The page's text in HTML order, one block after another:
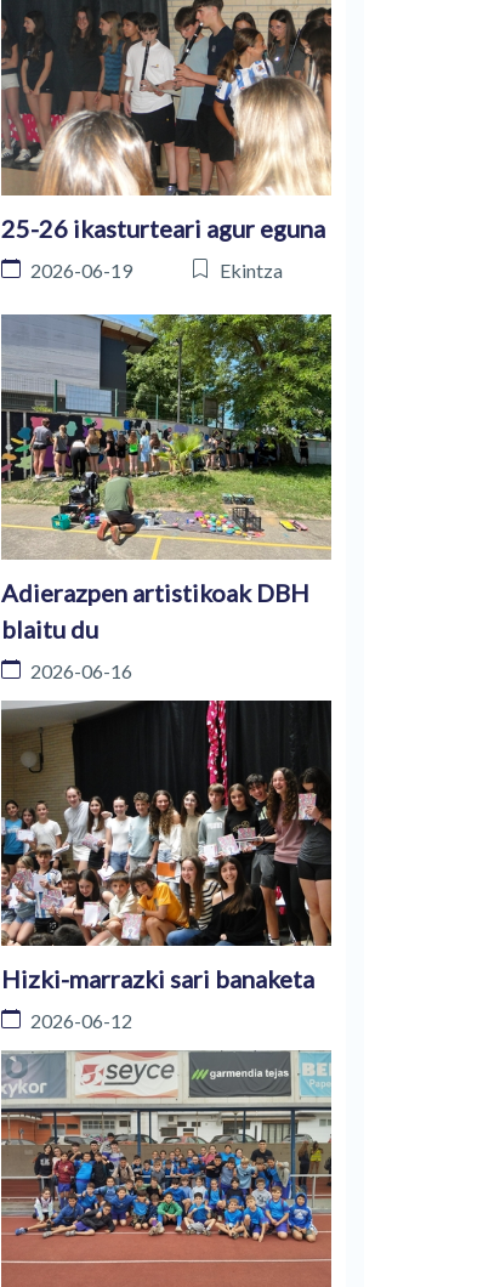
25-26 ikasturteari agur eguna
2026-06-19 Ekintza
Adierazpen artistikoak DBH
blaitu du
2026-06-16
Hizki-marrazki sari banaketa
2026-06-12